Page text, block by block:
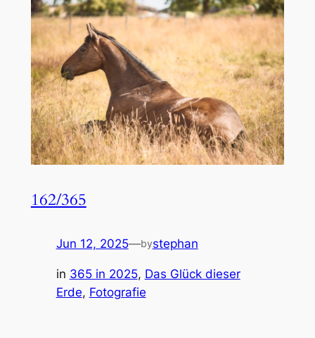
162/365
Jun 12, 2025—bystephan
in 365 in 2025, Das Glück dieser
Erde, Fotografie